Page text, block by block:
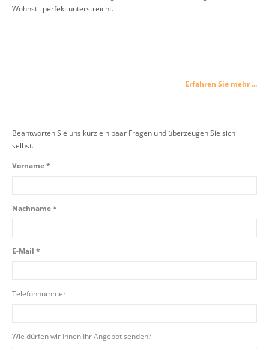
Wohnstil perfekt unterstreicht.
Erfahren Sie mehr ...
Beantworten Sie uns kurz ein paar Fragen und überzeugen Sie sich
selbst.
Vorname *
Nachname *
E-Mail *
Telefonnummer
Wie dürfen wir Ihnen Ihr Angebot senden?